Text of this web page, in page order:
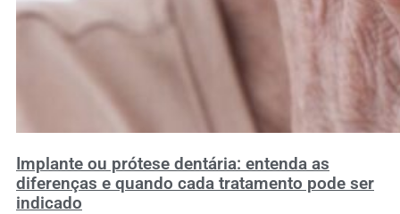
Implante ou prótese dentária: entenda as
diferenças e quando cada tratamento pode ser
indicado